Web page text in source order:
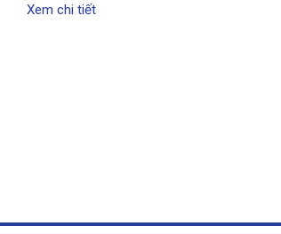
Xem chi tiết